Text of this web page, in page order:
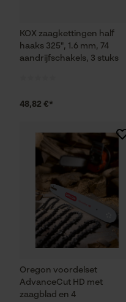
KOX zaagkettingen half
haaks 325", 1.6 mm, 74
aandrijfschakels, 3 stuks
48,82 €*
Oregon voordelset
AdvanceCut HD met
zaagblad en 4